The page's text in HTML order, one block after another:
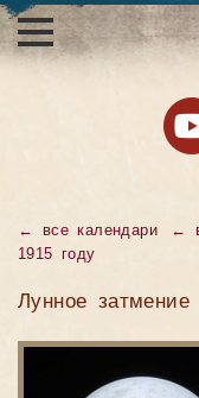
← все календари ←
1915 году
Лунное